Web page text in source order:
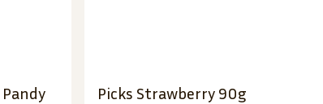
Picks Strawberry 90g